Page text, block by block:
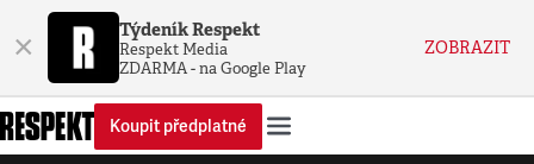
× Týdeník Respekt
Respekt Media
ZDARMA - na Google Play
ZOBRAZIT
Koupit předplatné